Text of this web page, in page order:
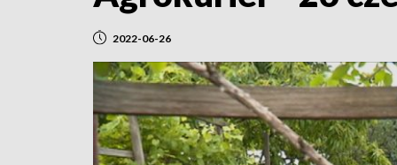
2022-06-26